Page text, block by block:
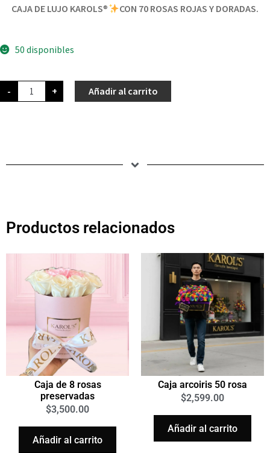
CAJA DE LUJO KAROLS®️ CON 70 ROSAS ROJAS Y DORADAS.
50 disponibles
- + Añadir al carrito
Productos relacionados
Caja de 8 rosas
preservadas
$3,500.00
Añadir al carrito
Caja arcoiris 50 rosa
$2,599.00
Añadir al carrito